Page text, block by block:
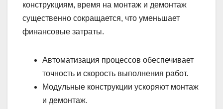
конструкциям, время на монтаж и демонтаж
существенно сокращается, что уменьшает
финансовые затраты.
Автоматизация процессов обеспечивает
точность и скорость выполнения работ.
Модульные конструкции ускоряют монтаж
и демонтаж.